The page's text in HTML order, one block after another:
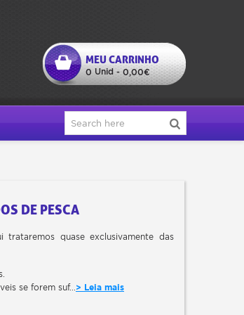
MEU CARRINHO
0 Unid - 0,00€
DE PESCA
quase exclusivamente das
se forem suf...> Leia mais